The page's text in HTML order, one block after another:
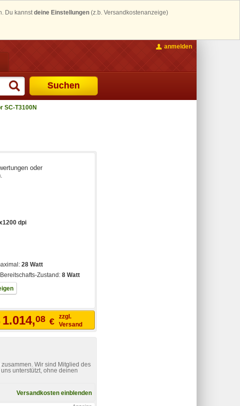
Du kannstdeine Einstellungen (z.b. Versandkostenanzeige)
Suchen
anmelden
SC-T3100N
oder
dpi
28 Watt
Zustand:8 Watt
1.014,08 €
zzgl.
Versand
Wir sind Mitglied des
unterstützt, ohne deinen
Versandkosten einblenden